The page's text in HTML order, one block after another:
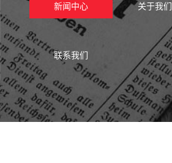
新闻中心 关于我们
联系我们